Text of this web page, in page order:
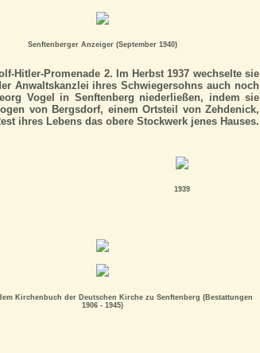
Senftenberger Anzeiger (September 1940)
Hitler-Promenade 2. Im Herbst 1937 wechselte sie
Anwaltskanzlei ihres Schwiegersohns auch noch
Vogel in Senftenberg niederließen, indem sie
von Bergsdorf, einem Ortsteil von Zehdenick,
ihres Lebens das obere Stockwerk jenes Hauses.
1939
Kirchenbuch der Deutschen Kirche zu Senftenberg (Bestattungen
1906 - 1945)